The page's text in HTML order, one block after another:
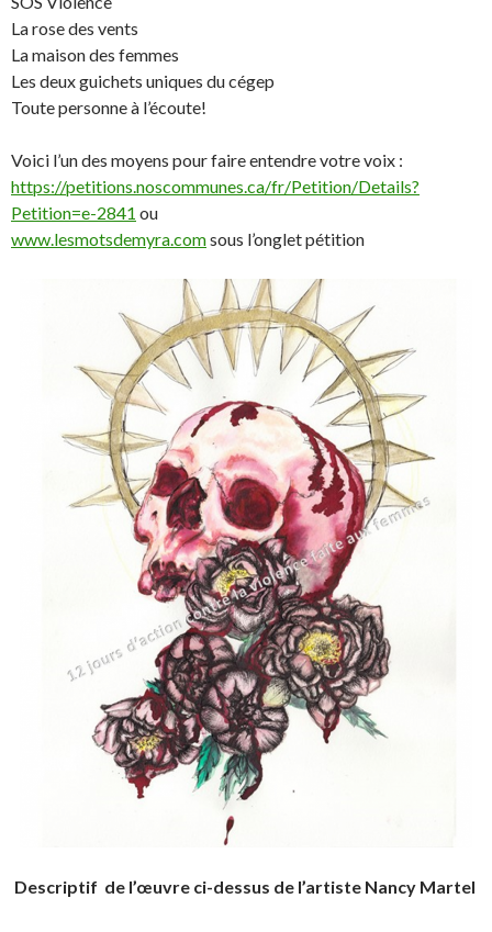
La rose des vents
La maison des femmes
Les deux guichets uniques du cégep
Toute personne à l’écoute!
Voici l’un des moyens pour faire entendre votre voix :
https://petitions.noscommunes.ca/fr/Petition/Details?
Petition=e-2841 ou
www.lesmotsdemyra.comsous l’onglet pétition
Descriptif de l’œuvre ci-dessus de l’artiste Nancy Martel